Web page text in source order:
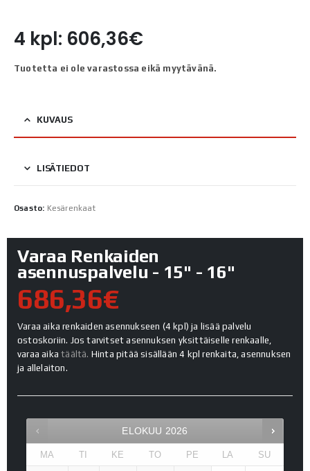
4 kpl: 606,36€
Tuotetta ei ole varastossa eikä myytävänä.
KUVAUS
LISÄTIEDOT
Osasto: Kesärenkaat
Varaa Renkaiden
asennuspalvelu - 15" - 16"
686,36€
Varaa aika renkaiden asennukseen (4 kpl) ja lisää palvelu
ostoskoriin. Jos tarvitset asennuksen yksittäiselle renkaalle,
varaa aikatäältä. Hinta pitää sisällään 4 kpl renkaita, asennuksen
ja allelaiton.
ELOKUU 2026
MA TI KE TO PE LA SU